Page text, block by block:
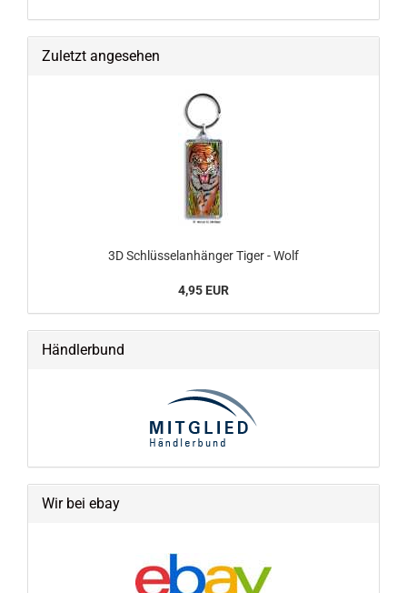
Zuletzt angesehen
3D Schlüsselanhänger Tiger - Wolf
4,95 EUR
Händlerbund
Wir bei ebay